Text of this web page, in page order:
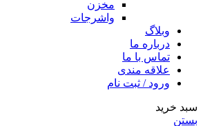
مخزن
واشرجات
وبلاگ
درباره ما
تماس با ما
علاقه مندی
ورود / ثبت نام
سبد خرید
بستن